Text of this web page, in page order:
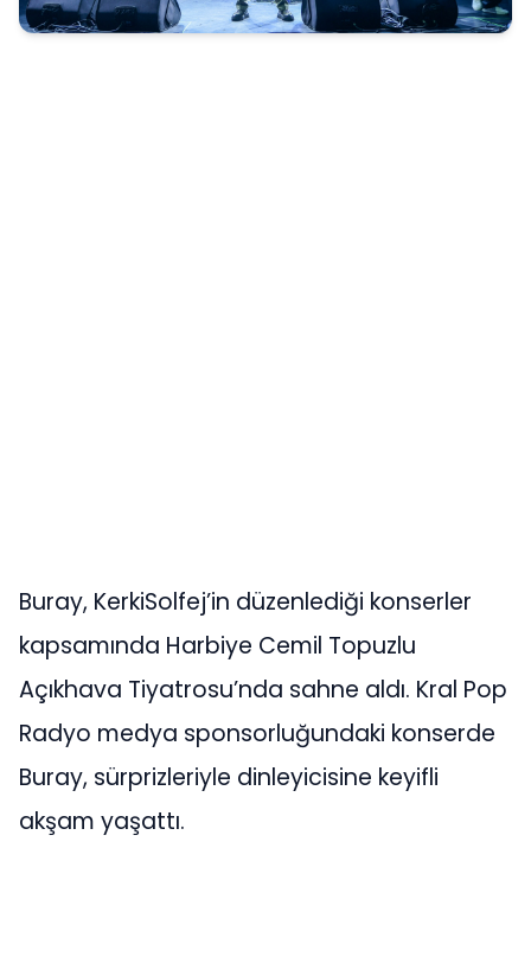
Buray, KerkiSolfej’in düzenlediği konserler
kapsamında Harbiye Cemil Topuzlu
Açıkhava Tiyatrosu’nda sahne aldı. Kral Pop
Radyo medya sponsorluğundaki konserde
Buray, sürprizleriyle dinleyicisine keyifli
akşam yaşattı.